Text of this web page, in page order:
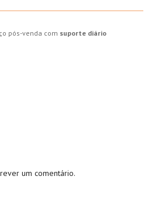
pós-venda com suporte diário
um comentário.